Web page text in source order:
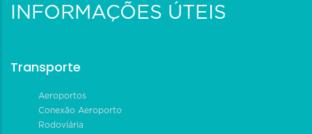
INFORMAÇÕES ÚTEIS
Transporte
Aeroportos
Conexão Aeroporto
Rodoviária